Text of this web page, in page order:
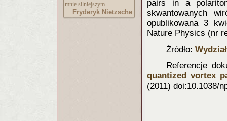
mnie silniejszym.
Fryderyk Nietzsche
pairs in a
skwantowanych
opublikowana 3
Nature Physics (nr
Źródło:
Referencje
quantized vortex
(2011) doi:10.1038/